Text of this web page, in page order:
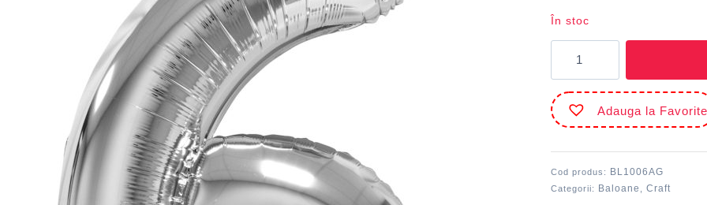
În stoc
Balon
folie
Cifra
șase
100
DACO
Adauga la
Cod produs: BL1006AG
Categorii: Baloane ,Craft